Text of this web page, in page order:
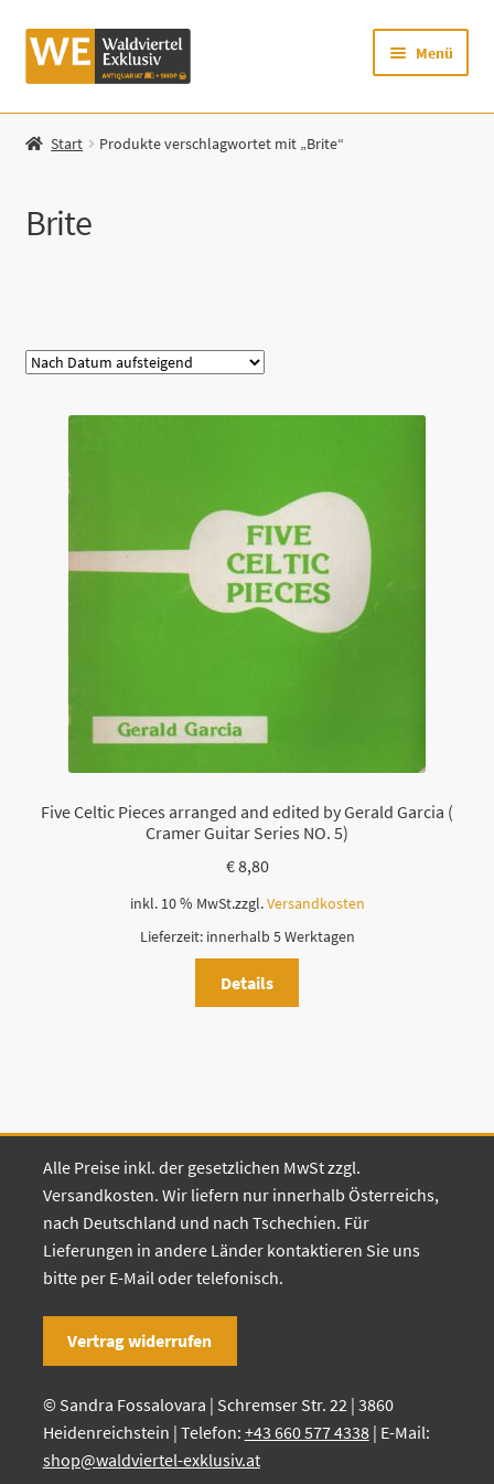
Zur
Navigation
Zum
Inhalt
Menü
Startseite
Mein Konto
Zur Waldviertel Exklusiv-Website
Start Produkte verschlagwortet mit „Brite“
Brite
Five Celtic Pieces arranged and edited by Gerald Garcia (
Cramer Guitar Series NO. 5)
€8,80
inkl. 10 % MwSt.zzgl.Versandkosten
Lieferzeit: innerhalb 5 Werktagen
Details
Alle Preise inkl. der gesetzlichen MwSt zzgl.
Versandkosten. Wir liefern nur innerhalb Österreichs,
nach Deutschland und nach Tschechien. Für
Lieferungen in andere Länder kontaktieren Sie uns
bitte per E-Mail oder telefonisch.
Vertrag widerrufen
© Sandra Fossalovara | Schremser Str. 22 | 3860
Heidenreichstein | Telefon: +43 660 577 4338| E-Mail:
shop@waldviertel-exklusiv.at